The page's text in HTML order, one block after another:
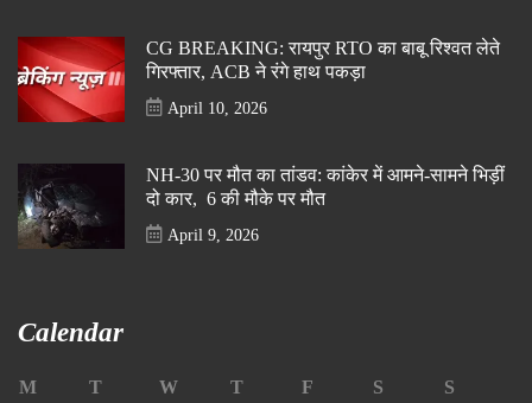
CG BREAKING: रायपुर RTO का बाबू रिश्वत लेते
गिरफ्तार, ACB ने रंगे हाथ पकड़ा
April 10, 2026
NH-30 पर मौत का तांडव: कांकेर में आमने-सामने भिड़ीं
दो कार, 6 की मौके पर मौत
April 9, 2026
Calendar
M T W T F S
S